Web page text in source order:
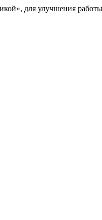
для улучшения